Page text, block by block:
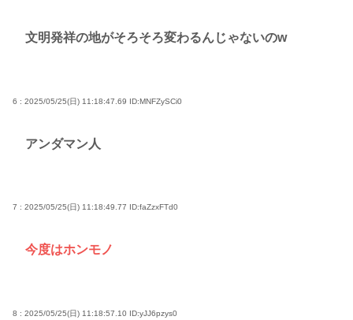
文明発祥の地がそろそろ変わるんじゃないのw
6 : 2025/05/25(日) 11:18:47.69 ID:MNFZySCi0
アンダマン人
7 : 2025/05/25(日) 11:18:49.77 ID:faZzxFTd0
今度はホンモノ
8 : 2025/05/25(日) 11:18:57.10 ID:yJJ6pzys0